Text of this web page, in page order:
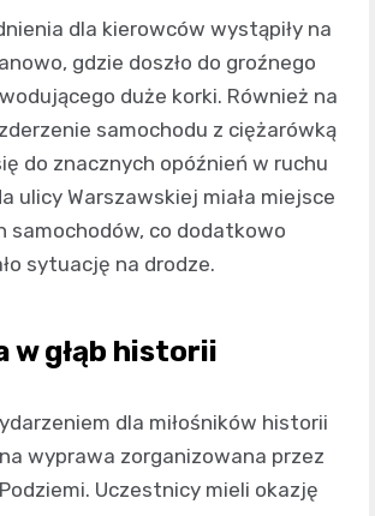
dla kierowców wystąpiły na
gdzie doszło do groźnego
duże korki. Również na
samochodu z ciężarówką
do znacznych opóźnień w ruchu
ulicy Warszawskiej miała miejsce
samochodów, co dodatkowo
sytuację na drodze.
w głąb historii
dla miłośników historii
wyprawa zorganizowana przez
Uczestnicy mieli okazję